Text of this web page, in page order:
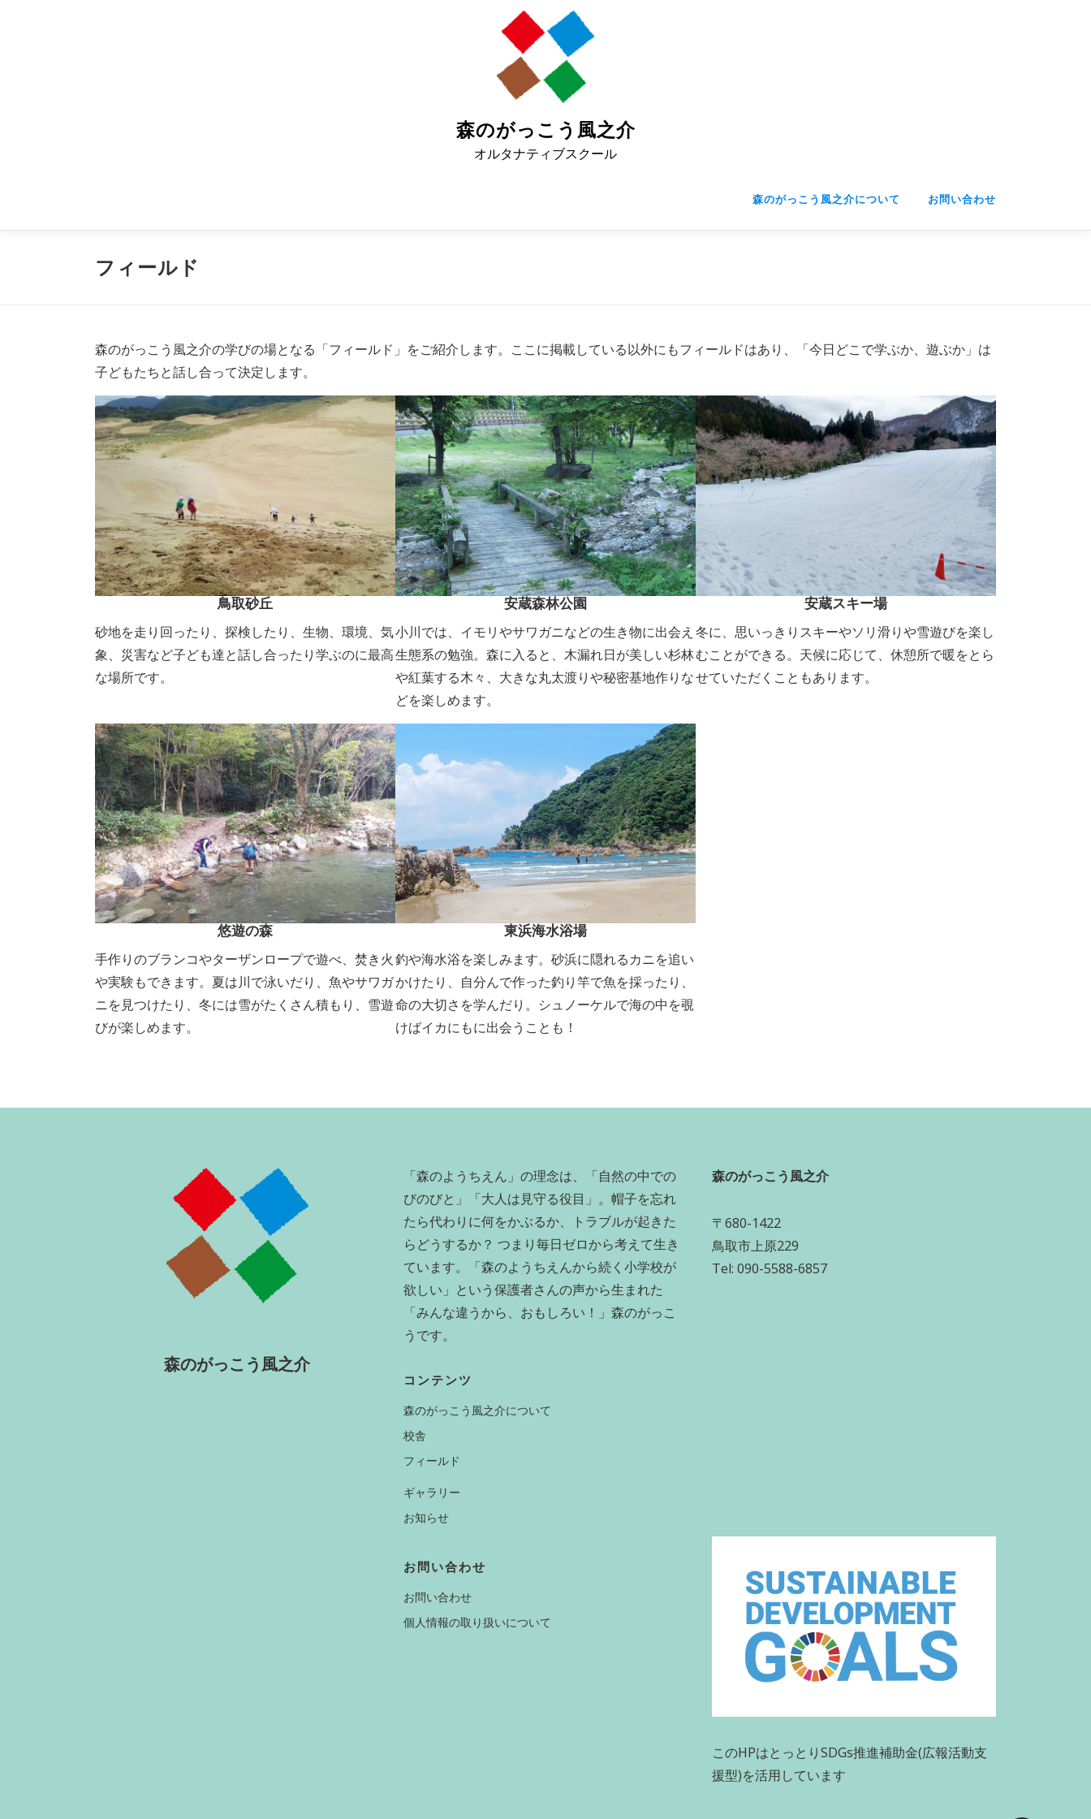
森のがっこう風之介
オルタナティブスクール
森のがっこう風之介について お問い合わせ
フィールド
森のがっこう風之介の学びの場となる「フィールド」をご紹介します。ここに掲載している以外にもフィールドはあり、「今日どこで学ぶか、遊ぶか」は
子どもたちと話し合って決定します。
鳥取砂丘
砂地を走り回ったり、探検したり、生物、環境、気
象、災害など子ども達と話し合ったり学ぶのに最高
な場所です。
安蔵森林公園
小川では、イモリやサワガニなどの生き物に出会え
生態系の勉強。森に入ると、木漏れ日が美しい杉林
や紅葉する木々、大きな丸太渡りや秘密基地作りな
どを楽しめます。
安蔵スキー場
冬に、思いっきりスキーやソリ滑りや雪遊びを楽し
むことができる。天候に応じて、休憩所で暖をとら
せていただくこともあります。
悠遊の森
手作りのブランコやターザンロープで遊べ、焚き火
や実験もできます。夏は川で泳いだり、魚やサワガ
ニを見つけたり、冬には雪がたくさん積もり、雪遊
びが楽しめます。
東浜海水浴場
釣や海水浴を楽しみます。砂浜に隠れるカニを追い
かけたり、自分んで作った釣り竿で魚を採ったり、
命の大切さを学んだり。シュノーケルで海の中を覗
けばイカにもに出会うことも！
森のがっこう風之介
「森のようちえん」の理念は、「自然の中での
びのびと」「大人は見守る役目」。帽子を忘れ
たら代わりに何をかぶるか、トラブルが起きた
らどうするか？ つまり毎日ゼロから考えて生き
ています。「森のようちえんから続く小学校が
欲しい」という保護者さんの声から生まれた
「みんな違うから、おもしろい！」森のがっこ
うです。
コンテンツ
森のがっこう風之介について
校舎
フィールド
ギャラリー
お知らせ
お問い合わせ
お問い合わせ
個人情報の取り扱いについて
森のがっこう風之介
〒680-1422
鳥取市上原229
Tel: 090-5588-6857
このHPはとっとりSDGs推進補助金(広報活動支
援型)を活用しています